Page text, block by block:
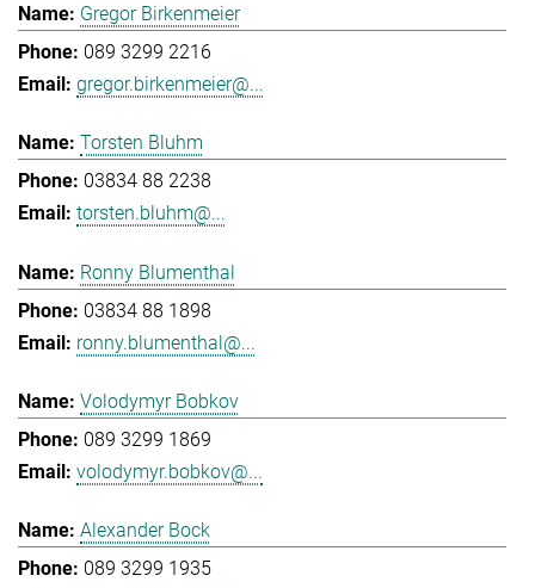
Gregor Birkenmeier
089 3299 2216
gregor.birkenmeier@...
Torsten Bluhm
03834 88 2238
torsten.bluhm@...
Ronny Blumenthal
03834 88 1898
ronny.blumenthal@...
Volodymyr Bobkov
089 3299 1869
volodymyr.bobkov@...
Alexander Bock
089 3299 1935